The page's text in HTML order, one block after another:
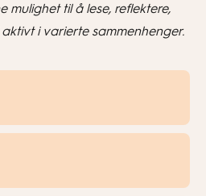
mulighet til å lese, reflektere,
i varierte sammenhenger.